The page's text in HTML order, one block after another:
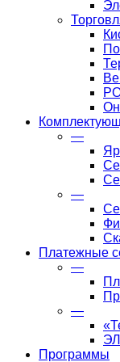
—
—
Платежные
—
—
Программы